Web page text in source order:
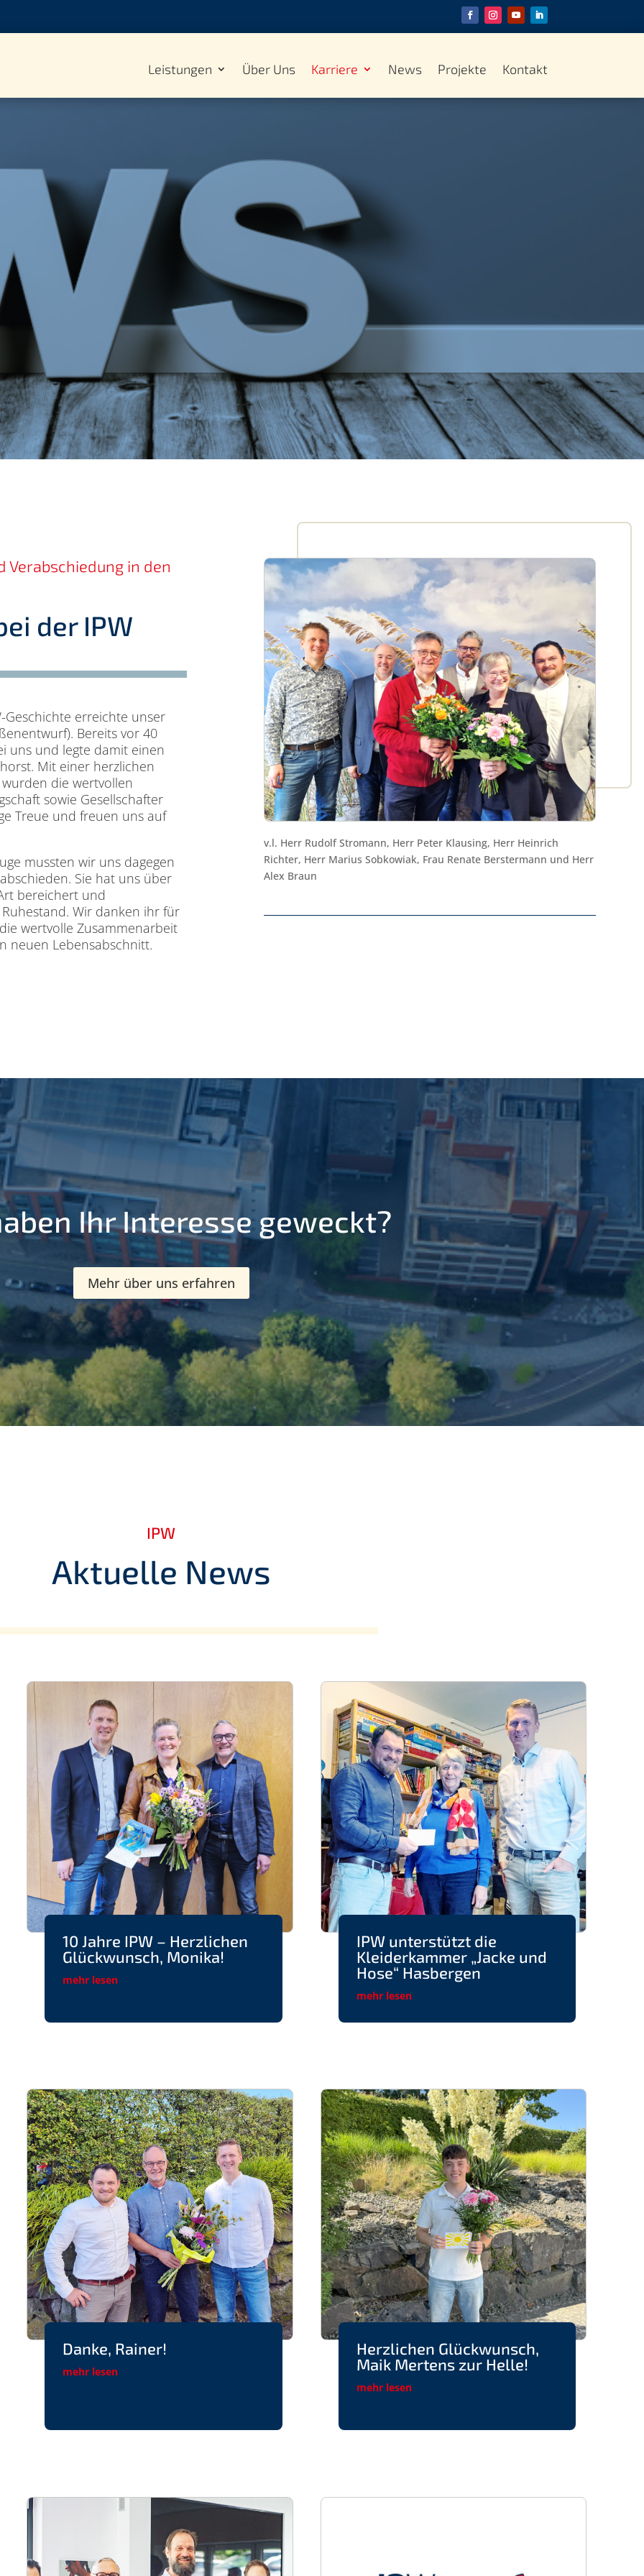
Leistungen Über Uns Karriere News Projekte Kontakt
in den
der IPW
Geschichte erreichte unser
Bereits vor 40
uns und legte damit einen
Mit einer herzlichen
die wertvollen
sowie Gesellschafter
Treue und freuen uns auf
mussten wir uns dagegen
Sie hat uns über
bereichert und
Wir danken ihr für
wertvolle Zusammenarbeit
neuen Lebensabschnitt.
v.l. Herr Rudolf Stromann, Herr Peter Klausing, Herr Heinrich
Richter, Herr Marius Sobkowiak, Frau Renate Berstermann und Herr
Alex Braun
Ihr Interesse geweckt?
Mehr über uns erfahren
IPW
Aktuelle News
10 Jahre IPW – Herzlichen
Glückwunsch, Monika!
mehr lesen
Danke, Rainer!
mehr lesen
IPW unterstützt die
Kleiderkammer „Jacke und
Hose“ Hasbergen
mehr lesen
Herzlichen Glückwunsch,
Maik Mertens zur Helle!
mehr lesen